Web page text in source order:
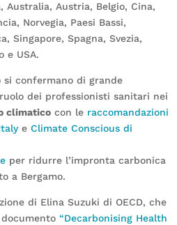
Australia, Austria, Belgio, Cina,
Norvegia, Paesi Bassi,
Singapore, Spagna, Svezia,
e USA.
si confermano di grande
dei professionisti sanitari nei
climatico con le raccomandazioni
e Climate Conscious di
per ridurre l’impronta carbonica
a Bergamo.
di Elina Suzuki di OECD, che
“Decarbonising Health